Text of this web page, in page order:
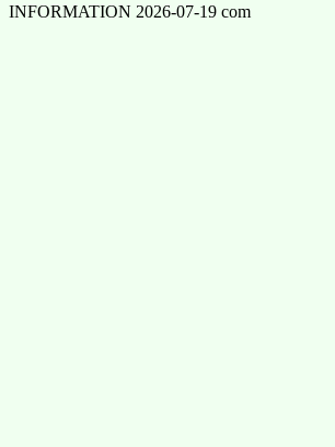
INFORMATION 2026-07-19 com